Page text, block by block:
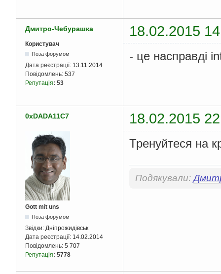
Дмитро-Чебурашка 18.02.2015
Користувач
Поза форумом
Дата реєстрації: 13.11.2014
Повідомлень: 537
Репутація: 53
- це насправді
0xDADA11C7 18.02.2015
Gott mit uns
Поза форумом
Звідки: Дніпрожидівськ
Дата реєстрації: 14.02.2014
Повідомлень: 5 707
Репутація: 5778
Тренуйтеся на
Подякували: